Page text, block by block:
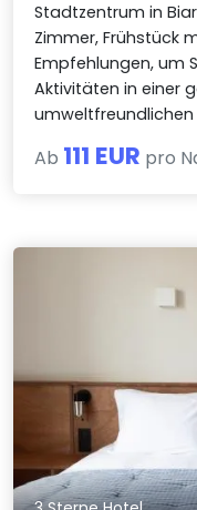
Stadtzentrum in
Zimmer, Frühstück
Empfehlungen, um
Aktivitäten in einer
Ab 111 EUR pro